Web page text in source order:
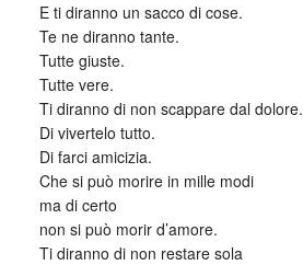
E ti diranno un sacco di cose.
Te ne diranno tante.
Tutte giuste.
Tutte vere.
Ti diranno di non scappare dal dolore.
Di vivertelo tutto.
Di farci amicizia.
Che si può morire in mille modi
ma di certo
non si può morir d’amore.
Ti diranno di non restare sola